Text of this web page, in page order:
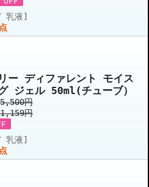
乳液]
ー ディファレント モイス
ジェル 50ml(チューブ）
5,500円
1,159円
乳液]